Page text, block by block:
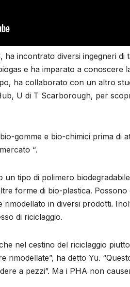
ha incontrato diversi ingegneri
e ha imparato a conoscere
ha collaborato con un altro
U di T Scarborough, per
gomme e bio-chimici prima
“.
un tipo di polimero
forme di bio-plastica.
rimodellato in diversi prodotti.
di riciclaggio.
nel cestino del riciclaggio
rimodellate”, ha detto Yu.
a pezzi”. Ma i PHA non